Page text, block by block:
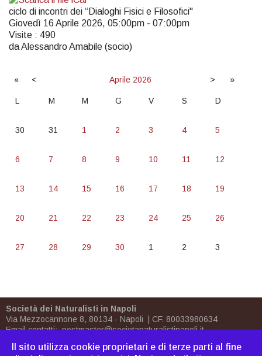
ciclo di incontri dei “Dialoghi Fisici e Filosofici"
Giovedì 16 Aprile 2026, 05:00pm - 07:00pm
Visite : 490
da Alessandro Amabile (socio)
« < Aprile 2026 > »
L M M G V S D
30 31 1 2 3 4 5
6 7 8 9 10 11 12
13 14 15 16 17 18 19
20 21 22 23 24 25 26
27 28 29 30 1 2 3
Società dei Naturalisti in Napoli
Via Mezzocannone 8, 80134 - Napoli | CF. 80033980634
Email contatti:postmaster@societanaturalistinapoli.it
PEC
postmaster@pec.societanaturalistinapoli.it
Il sito utilizza cookie proprietari e di terze parti al fine